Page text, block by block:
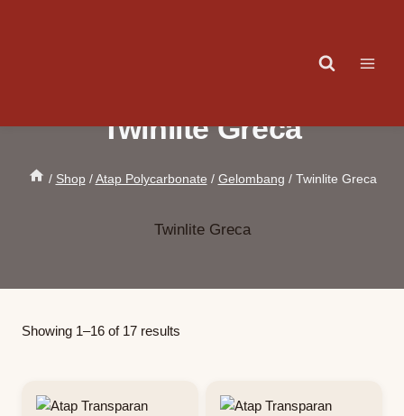
Twinlite Greca
/ Shop / Atap Polycarbonate / Gelombang / Twinlite Greca
Twinlite Greca
Showing 1–16 of 17 results